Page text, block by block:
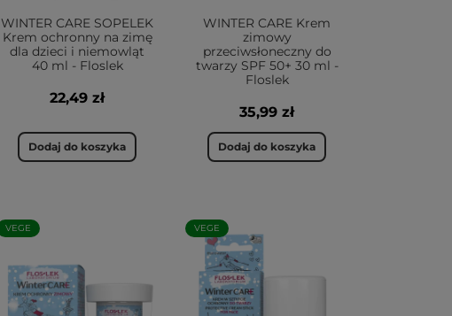
WINTER CARE SOPELEK
Krem ochronny na zimę
dla dzieci i niemowląt
40 ml - Floslek
22,49 zł
Dodaj do koszyka
WINTER CARE Krem
zimowy
przeciwsłoneczny do
twarzy SPF 50+ 30 ml -
Floslek
35,99 zł
Dodaj do koszyka
VEGE VEGE